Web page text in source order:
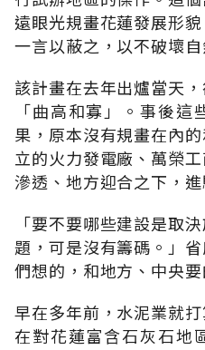
遠眼光規畫花蓮發展形
一言以蔽之，以不破壞
該計畫在去年出爐當天
「曲高和寡」。事後
果，原本沒有規畫在內
立的火力發電廠、萬榮
滲透、地方迎合之下，進
「要不要哪些建設是取
題，可是沒有籌碼。」
們想的，和地方、中央要
早在多年前，水泥業就
在對花蓮富含石灰石地